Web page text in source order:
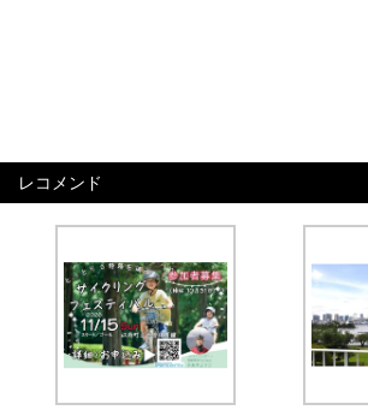
レコメンド